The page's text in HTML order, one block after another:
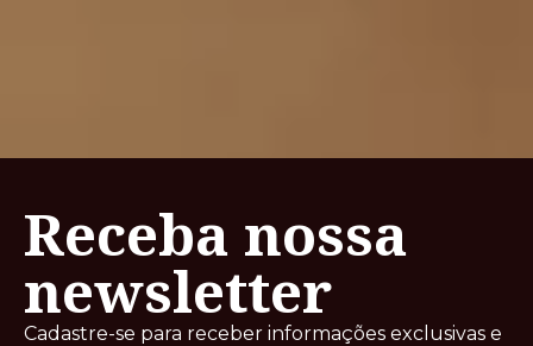
Receba nossa
newsletter
Cadastre-se para receber informações exclusivas e